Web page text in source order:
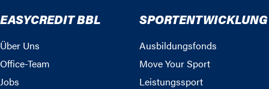
EASYCREDIT BBL
Über Uns
Office-Team
Jobs
SPORTENTWICKLUNG
Ausbildungsfonds
Move Your Sport
Leistungssport